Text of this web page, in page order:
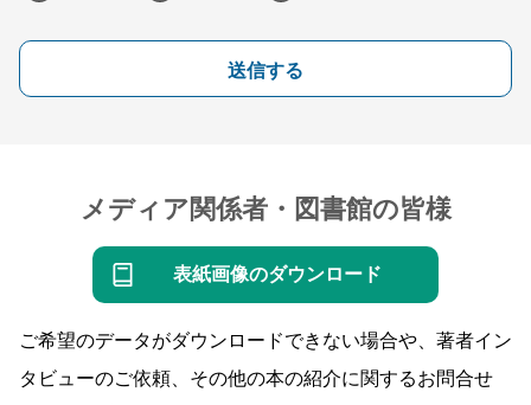
送信する
メディア関係者・図書館の皆様
表紙画像のダウンロード
ご希望のデータがダウンロードできない場合や、著者イン
タビューのご依頼、その他の本の紹介に関するお問合せ